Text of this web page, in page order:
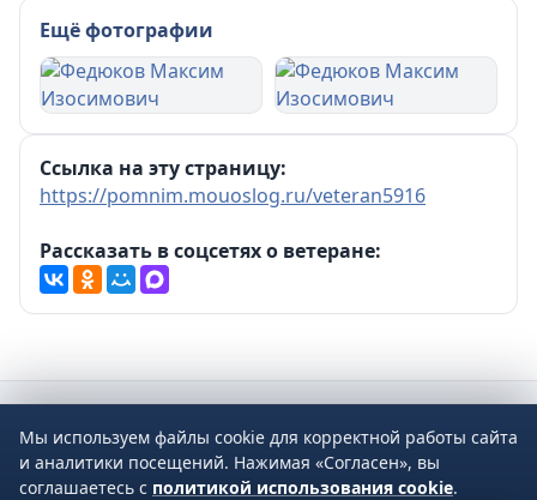
Ещё фотографии
Ссылка на эту страницу:
https://pomnim.mouoslog.ru/veteran5916
Рассказать в соцсетях о ветеране:
2026 © Управление образования Администрации МО Сухой Лог
624800, Свердловская область, г. Сухой Лог, ул. Кирова, дом 7
Мы используем файлы cookie для корректной работы сайта
и аналитики посещений. Нажимая «Согласен», вы
соглашаетесь с политикой использования cookie.